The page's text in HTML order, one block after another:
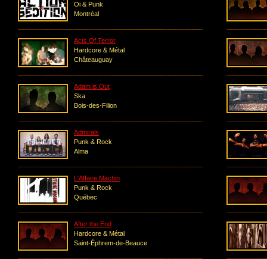
Oi & Punk
Montréal
Acts Of Terror
Hardcore & Métal
Châteauguay
Adam is Out
Ska
Bois-des-Filion
Admirals
Punk & Rock
Alma
L'Affaire Machin
Punk & Rock
Québec
After the End
Hardcore & Métal
Saint-Éphrem-de-Beauce